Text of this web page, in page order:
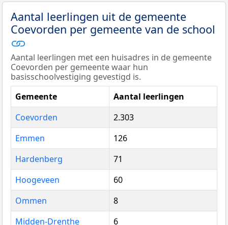
Aantal leerlingen uit de gemeente
Coevorden per gemeente van de school
Aantal leerlingen met een huisadres in de gemeente
Coevorden per gemeente waar hun
basisschoolvestiging gevestigd is.
Gemeente
Aantal leerlingen
Coevorden
2.303
Emmen
126
Hardenberg
71
Hoogeveen
60
Ommen
8
Midden-Drenthe
6